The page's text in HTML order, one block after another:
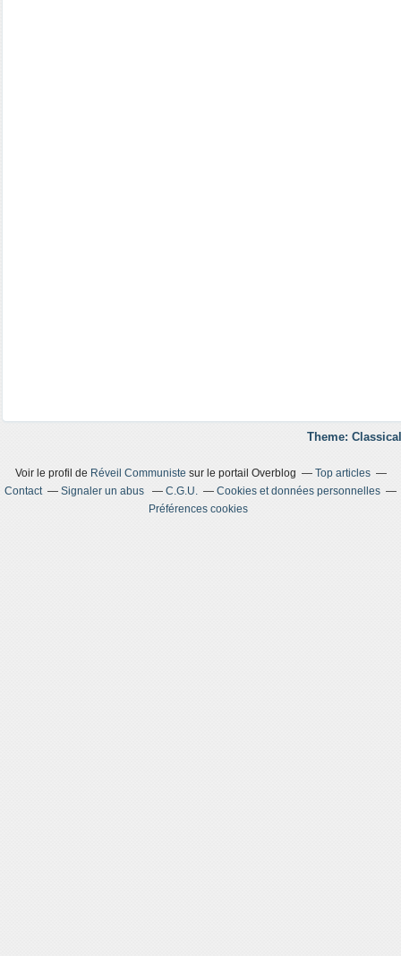
Theme:
Voir le profil de Réveil Communiste sur le portail Overblog
Top articles
Contact
Signaler un abus C.G.U.
Cookies et données personnelles
Préférences cookies